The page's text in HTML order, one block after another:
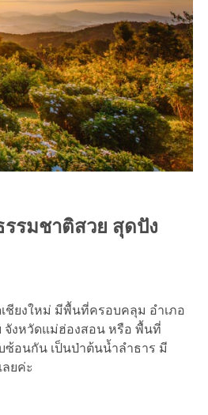
รรมชาติสวย สุดปัง
ชียงใหม่ มีพื้นที่ครอบคลุม อำเภอ
จังหวัดแม่ฮ่องสอน หรือ พื้นที่
อนกัน เป็นป่าต้นน้ำลำธาร มี
ยค่ะ